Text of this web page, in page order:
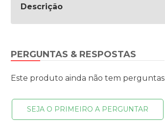
Descrição
PERGUNTAS & RESPOSTAS
Este produto ainda não tem perguntas
SEJA O PRIMEIRO A PERGUNTAR